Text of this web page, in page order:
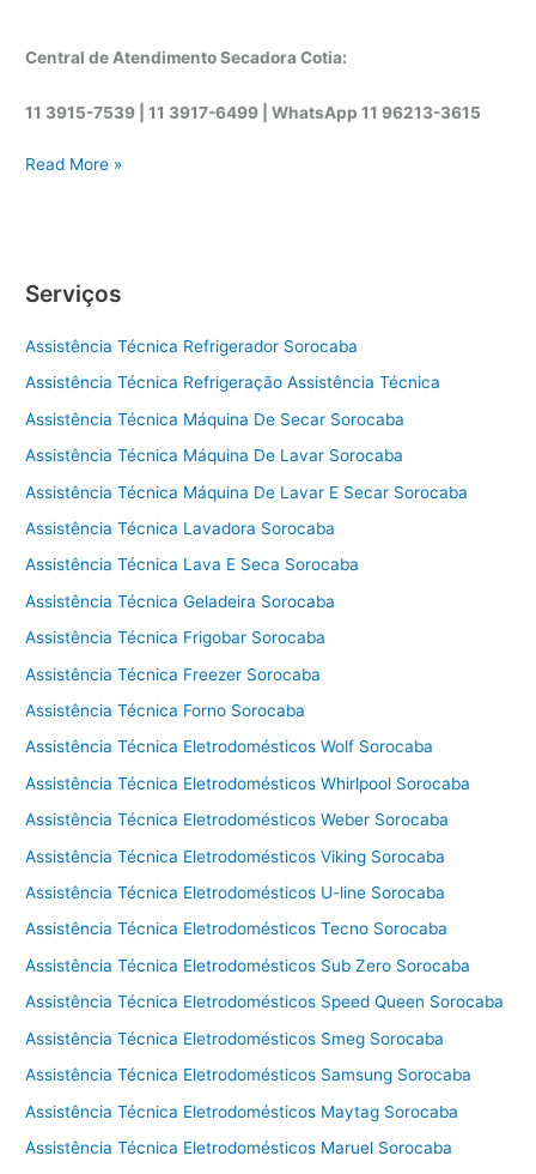
Central de Atendimento Secadora Cotia:
11 3915-7539 | 11 3917-6499 |WhatsApp11 96213-3615
A
t
n
c
a
t
n
i
a
s
a
d
r
a
C
t
i
Read More »
Serviços
Assistência Técnica Refrigerador Sorocaba
Assistência Técnica Refrigeração Assistência Técnica
Assistência Técnica Máquina De Secar Sorocaba
Assistência Técnica Máquina De Lavar Sorocaba
Assistência Técnica Máquina De Lavar E Secar Sorocaba
Assistência Técnica Lavadora Sorocaba
Assistência Técnica Lava E Seca Sorocaba
Assistência Técnica Geladeira Sorocaba
Assistência Técnica Frigobar Sorocaba
Assistência Técnica Freezer Sorocaba
Assistência Técnica Forno Sorocaba
Assistência Técnica Eletrodomésticos Wolf Sorocaba
Assistência Técnica Eletrodomésticos Whirlpool Sorocaba
Assistência Técnica Eletrodomésticos Weber Sorocaba
Assistência Técnica Eletrodomésticos Viking Sorocaba
Assistência Técnica Eletrodomésticos U-line Sorocaba
Assistência Técnica Eletrodomésticos Tecno Sorocaba
Assistência Técnica Eletrodomésticos Sub Zero Sorocaba
Assistência Técnica Eletrodomésticos Speed Queen Sorocaba
Assistência Técnica Eletrodomésticos Smeg Sorocaba
Assistência Técnica Eletrodomésticos Samsung Sorocaba
Assistência Técnica Eletrodomésticos Maytag Sorocaba
Assistência Técnica Eletrodomésticos Maruel Sorocaba